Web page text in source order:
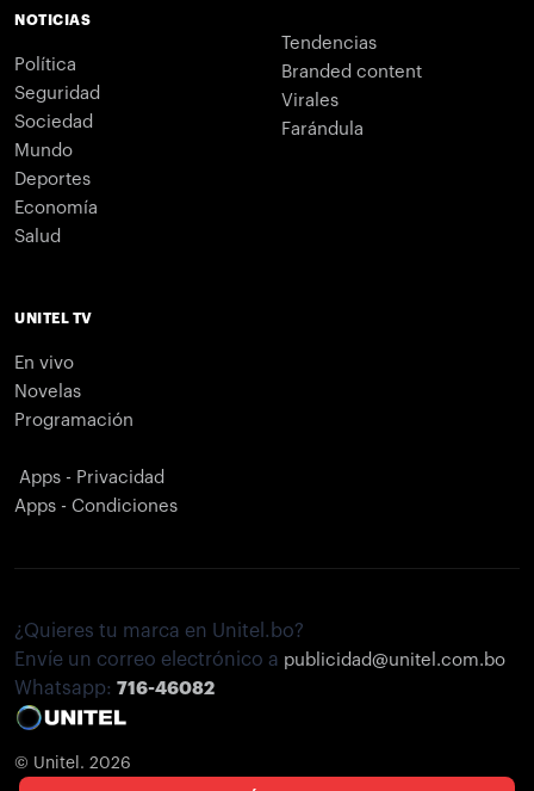
NOTICIAS
Política
Seguridad
Sociedad
Mundo
Deportes
Economía
Salud
Tendencias
Branded content
Virales
Farándula
UNITEL TV
En vivo
Novelas
Programación
Apps - Privacidad
Apps - Condiciones
¿Quieres tu marca en Unitel.bo?
Envíe un correo electrónico a publicidad@unitel.com.bo
Whatsapp: 716-46082
© Unitel. 2026